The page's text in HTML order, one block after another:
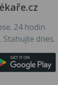
24 hodin
Stahujte dnes.